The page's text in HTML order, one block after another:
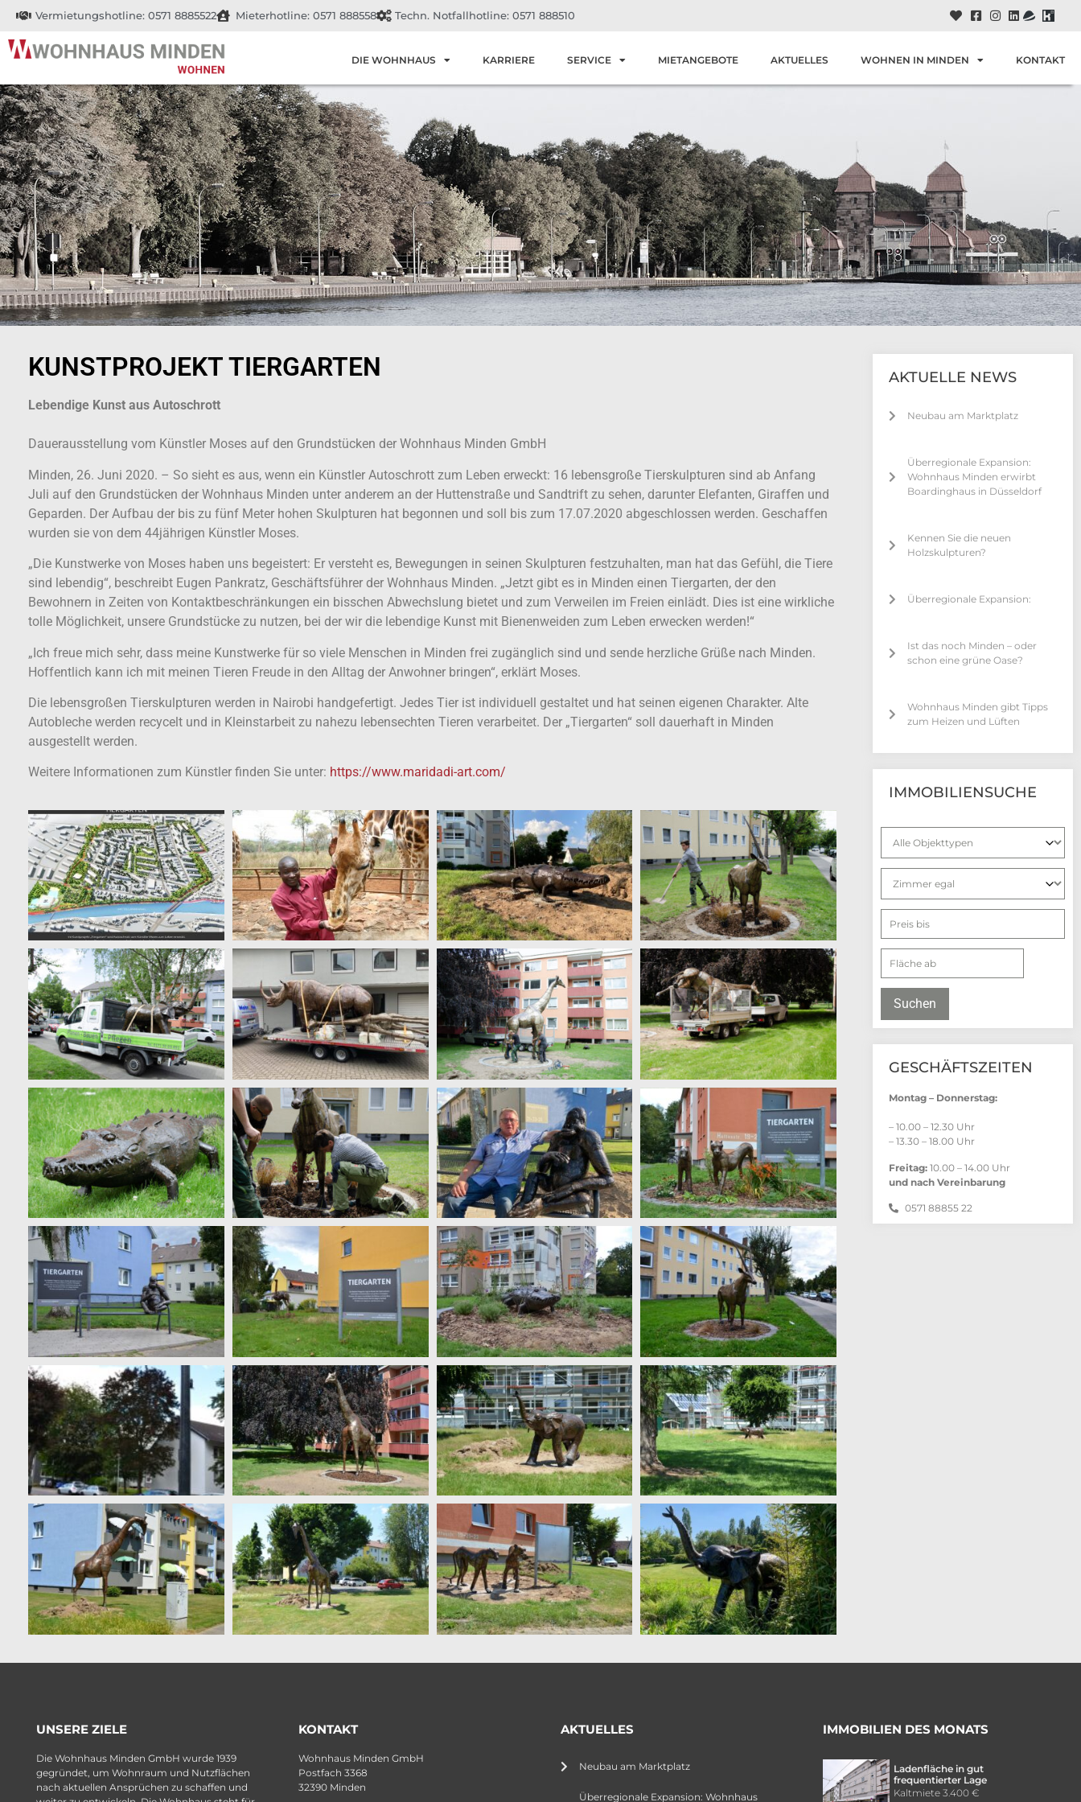
Vermietungshotline: 0571 8885522 Mieterhotline: 0571 888558 Techn. Notfallhotline: 0571 888510
DIE WOHNHAUS KARRIERE SERVICE MIETANGEBOTE AKTUELLES WOHNEN IN MINDEN KONTAKT
KUNSTPROJEKT TIERGARTEN
Lebendige Kunst aus Autoschrott
Dauerausstellung vom Künstler Moses auf den Grundstücken der Wohnhaus Minden GmbH
Minden, 26. Juni 2020. – So sieht es aus, wenn ein Künstler Autoschrott zum Leben erweckt: 16 lebensgroße Tierskulpturen sind ab Anfang
Juli auf den Grundstücken der Wohnhaus Minden unter anderem an der Huttenstraße und Sandtrift zu sehen, darunter Elefanten, Giraffen und
Geparden. Der Aufbau der bis zu fünf Meter hohen Skulpturen hat begonnen und soll bis zum 17.07.2020 abgeschlossen werden. Geschaffen
wurden sie von dem 44jährigen Künstler Moses.
„Die Kunstwerke von Moses haben uns begeistert: Er versteht es, Bewegungen in seinen Skulpturen festzuhalten, man hat das Gefühl, die Tiere
sind lebendig“, beschreibt Eugen Pankratz, Geschäftsführer der Wohnhaus Minden. „Jetzt gibt es in Minden einen Tiergarten, der den
Bewohnern in Zeiten von Kontaktbeschränkungen ein bisschen Abwechslung bietet und zum Verweilen im Freien einlädt. Dies ist eine wirkliche
tolle Möglichkeit, unsere Grundstücke zu nutzen, bei der wir die lebendige Kunst mit Bienenweiden zum Leben erwecken werden!“
„Ich freue mich sehr, dass meine Kunstwerke für so viele Menschen in Minden frei zugänglich sind und sende herzliche Grüße nach Minden.
Hoffentlich kann ich mit meinen Tieren Freude in den Alltag der Anwohner bringen“, erklärt Moses.
Die lebensgroßen Tierskulpturen werden in Nairobi handgefertigt. Jedes Tier ist individuell gestaltet und hat seinen eigenen Charakter. Alte
Autobleche werden recycelt und in Kleinstarbeit zu nahezu lebensechten Tieren verarbeitet. Der „Tiergarten“ soll dauerhaft in Minden
ausgestellt werden.
Weitere Informationen zum Künstler finden Sie unter: https://www.maridadi-art.com/
AKTUELLE NEWS
Neubau am Marktplatz
Überregionale Expansion:
Wohnhaus Minden erwirbt
Boardinghaus in Düsseldorf
Kennen Sie die neuen
Holzskulpturen?
Überregionale Expansion:
Ist das noch Minden – oder
schon eine grüne Oase?
Wohnhaus Minden gibt Tipps
zum Heizen und Lüften
IMMOBILIENSUCHE
Suchen
GESCHÄFTSZEITEN
Montag – Donnerstag:
– 10.00 – 12.30 Uhr
– 13.30 – 18.00 Uhr
Freitag: 10.00 – 14.00 Uhr
und nach Vereinbarung
0571 88855 22
UNSERE ZIELE
Die Wohnhaus Minden GmbH wurde 1939
gegründet, um Wohnraum und Nutzflächen
nach aktuellen Ansprüchen zu schaffen und
KONTAKT
Wohnhaus Minden GmbH
Postfach 3368
32390 Minden
AKTUELLES
Neubau am Marktplatz
Überregionale Expansion: Wohnhaus
IMMOBILIEN DES MONATS
Ladenfläche in gut
frequentierter Lage
Kaltmiete3.400 €